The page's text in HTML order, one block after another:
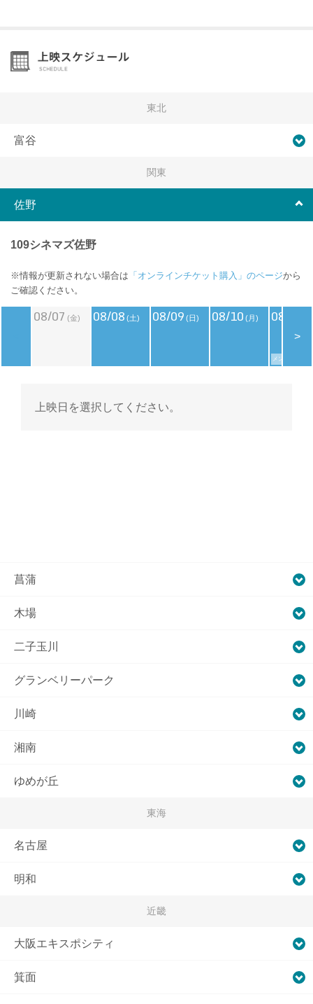
東北
富谷
関東
佐野
109シネマズ佐野
※情報が更新されない場合は 「オンラインチケット購入」のページから
ご確認ください。
08/07 (金) 08/08 (土) 08/09 (日) 08/10 (月) 08/11
メンバーズデイ
>
上映日を選択してください。
菖蒲
木場
二子玉川
グランベリーパーク
川崎
湘南
ゆめが丘
東海
名古屋
明和
近畿
大阪エキスポシティ
箕面